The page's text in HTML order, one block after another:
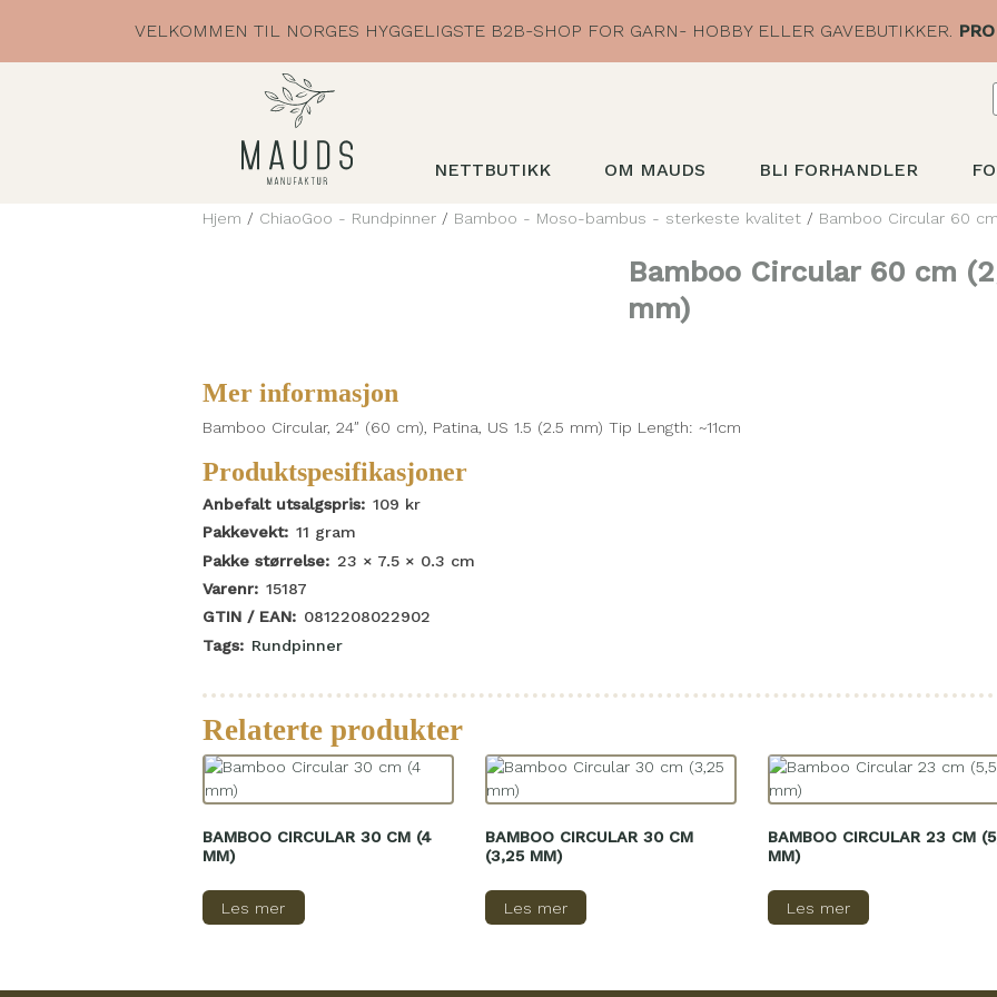
content
VELKOMMEN TIL NORGES HYGGELIGSTE B2B-SHOP FOR GARN- HOBBY ELLER GAVEBUTIKKER.
NETTBUTIKK OM MAUDS BLI FORHANDLER
Hjem / ChiaoGoo - Rundpinner / Bamboo - Moso-bambus - sterkeste kvalitet / Bamboo Circular 60
Bamboo Circular 60 cm
mm)
Mer informasjon
Bamboo Circular, 24″ (60 cm), Patina, US 1.5 (2.5 mm) Tip Length: ~11cm
Produktspesifikasjoner
Anbefalt utsalgspris: 109 kr
Pakkevekt: 11 gram
Pakke størrelse: 23 × 7.5 × 0.3 cm
Varenr: 15187
GTIN / EAN: 0812208022902
Tags: Rundpinner
Relaterte produkter
BAMBOO CIRCULAR 30 CM (4
MM)
Les mer
BAMBOO CIRCULAR 30 CM
(3,25 MM)
Les mer
BAMBOO CIRCULAR 23 CM
MM)
Les mer